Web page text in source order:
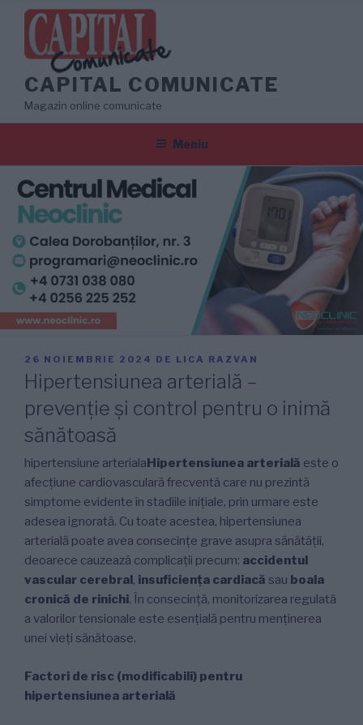
conținut
CAPITAL COMUNICATE
Magazin online comunicate
Meniu
PUBLICAT
PE
26 NOIEMBRIE 2024 DE LICA RAZVAN
Hipertensiunea arterială –
prevenție și control pentru o inimă
sănătoasă
hipertensiune arteriala Hipertensiunea arterială este o
afecțiune cardiovasculară frecventă care nu prezintă
simptome evidente în stadiile inițiale, prin urmare este
adesea ignorată. Cu toate acestea, hipertensiunea
arterială poate avea consecințe grave asupra sănătății,
deoarece cauzează complicații precum: accidentul
vascular cerebral , insuficiența cardiacă sau boala
cronică de rinichi. În consecință, monitorizarea regulată
a valorilor tensionale este esențială pentru menținerea
unei vieți sănătoase.
Factori de risc (modificabili) pentru
hipertensiunea arterială